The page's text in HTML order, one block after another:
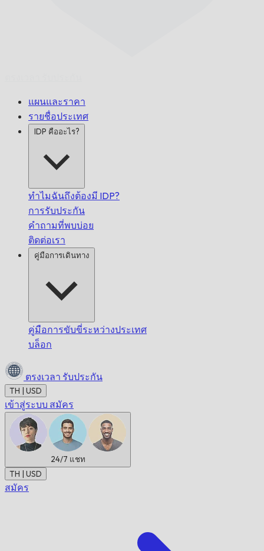
แผนและราคา
รายชื่อประเทศ
IDP คืออะไร?
ทำไมฉันถึงต้องมี IDP?
การรับประกัน
คำถามที่พบบ่อย
ติดต่อเรา
คู่มือการเดินทาง
คู่มือการขับขี่ระหว่างประเทศ
บล็อก
ตรงเวลา รับประกัน
TH | USD
เข้าสู่ระบบ สมัคร
24/7 แชท
TH | USD
สมัคร